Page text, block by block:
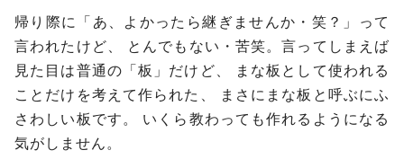
帰り際に「あ、よかったら継ぎませんか・笑？」って
言われたけど、
とんでもない・苦笑。言ってしまえば
見た目は普通の「板」だけど、
まな板として使われる
ことだけを考えて作られた、
まさにまな板と呼ぶにふ
さわしい板です。 いくら教わっても作れるようになる
気がしません。